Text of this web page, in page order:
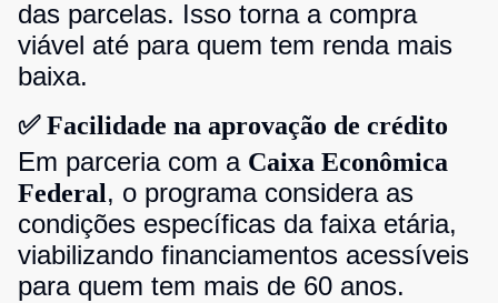
das parcelas. Isso torna a compra
viável até para quem tem renda mais
baixa.
✅ Facilidade na aprovação de crédito
Em parceria com a Caixa Econômica
Federal, o programa considera as
condições específicas da faixa etária,
viabilizando financiamentos acessíveis
para quem tem mais de 60 anos.